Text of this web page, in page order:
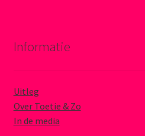
Informatie
Uitleg
Over Toetie & Zo
In de media